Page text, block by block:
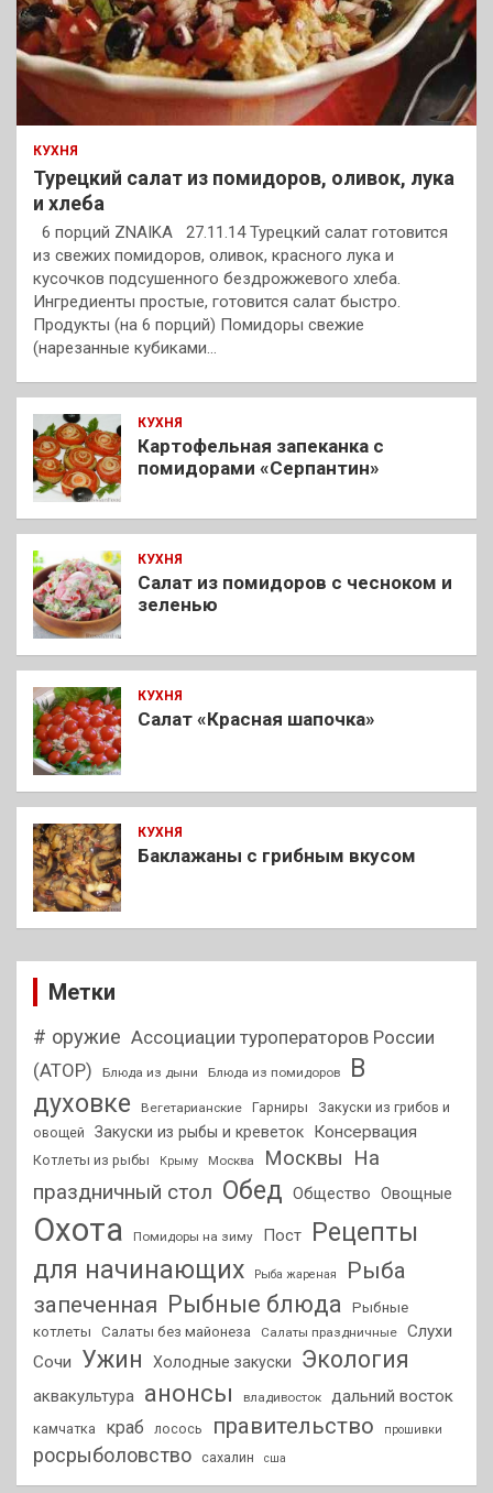
КУХНЯ
Турецкий салат из помидоров, оливок, лука
и хлеба
6 порций ZNAIKA 27.11.14 Турецкий салат готовится
из свежих помидоров, оливок, красного лука и
кусочков подсушенного бездрожжевого хлеба.
Ингредиенты простые, готовится салат быстро.
Продукты (на 6 порций) Помидоры свежие
(нарезанные кубиками…
КУХНЯ
Картофельная запеканка с
помидорами «Серпантин»
КУХНЯ
Салат из помидоров с чесноком и
зеленью
КУХНЯ
Салат «Красная шапочка»
КУХНЯ
Баклажаны с грибным вкусом
Метки
# оружие Ассоциации туроператоров России
(АТОР)
Блюда из дыни Блюда из помидоров
В
духовке
Вегетарианские Гарниры
Закуски из грибов и
овощей
Закуски из рыбы и креветок Консервация
Котлеты из рыбы Крыму Москва Москвы На
праздничный стол Обед Общество Овощные
Охота Помидоры на зиму Пост
Рецепты
для начинающих
Рыба жареная
Рыба
запеченная Рыбные блюда
Рыбные
котлеты
Салаты без майонеза Салаты праздничные
Слухи
Сочи
Ужин Холодные закуски Экология
аквакультура анонсы владивосток дальний восток
камчатка краб лосось правительство прошивки
росрыболовство сахалин сша